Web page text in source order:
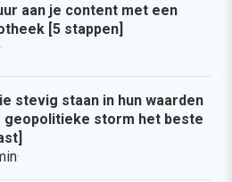
aan je content met een
[5 stappen]
·
stevig staan in hun waarden
geopolitieke storm het beste
·